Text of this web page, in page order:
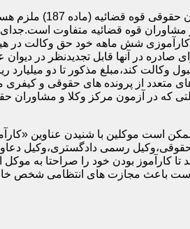
اگرچه تمام افرادی که
قوه قضائیه متفاوت است.جدای
شش ماهه خود حق وکالت در هیچ
صادره در آنها قابل تجدیدنظر در
کند،مبلغ مذکور تا دو میلیارد
متعدد از پرونده های حقوقی و
است موکلین با شنیدن عناوین
رسمی دادگستری،وکیل
بودن خود را صراحتا به
است باعث مجازت های انتظامی شخص